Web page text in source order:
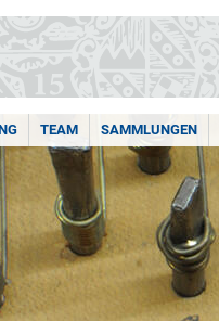
TEAM SAMMLUNGEN